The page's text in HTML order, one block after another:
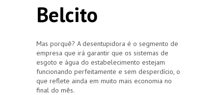
Belcito
Mas porquê? A desentupidora é o segmento de
empresa que irá garantir que os sistemas de
esgoto e água do estabelecimento estejam
funcionando perfeitamente e sem desperdício, o
que reflete ainda em muito mais economia no
final do mês.